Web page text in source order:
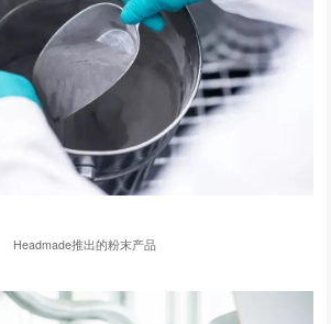
Headmade推出的粉末产品